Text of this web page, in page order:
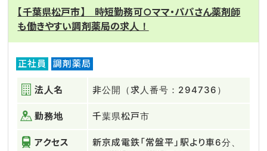
【千葉県松戸市】 時短勤務可○ママ・パパさん薬剤師
も働きやすい調剤薬局の求人！
正社員 調剤薬局
法人名 非公開（求人番号：294736）
勤務地 千葉県松戸市
アクセス
新京成電鉄「常盤平」駅より車6分、